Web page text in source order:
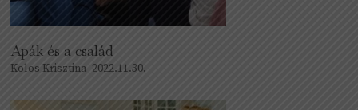
Apák és a család
Kolos Krisztina 2022.11.30.